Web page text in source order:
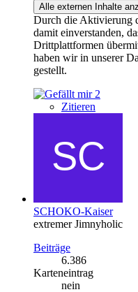
Alle externen Inhalte
Durch die Aktivierung
damit einverstanden,
Drittplattformen
haben wir in unserer
gestellt.
2
Zitieren
SCHOKO-Kaiser
extremer Jimnyholic
Beiträge
6.386
Karteneintrag
nein